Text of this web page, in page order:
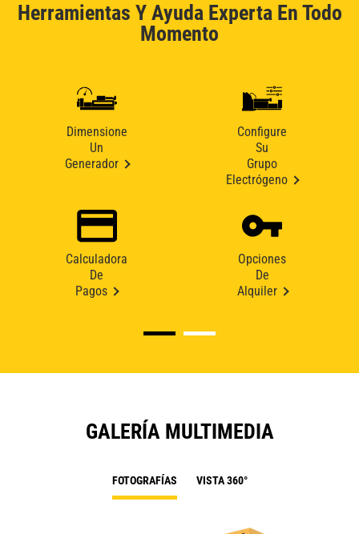
Herramientas Y Ayuda Experta En Todo
Momento
Dimensione
Un
Generador
Configure
Su
Grupo
Electrógeno
Calculadora
De
Pagos
Opciones
De
Alquiler
GALERÍA MULTIMEDIA
FOTOGRAFÍAS VISTA 360°